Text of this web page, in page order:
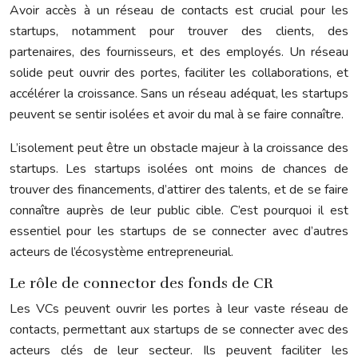
Avoir accès à un réseau de contacts est crucial pour les
startups, notamment pour trouver des clients, des
partenaires, des fournisseurs, et des employés. Un réseau
solide peut ouvrir des portes, faciliter les collaborations, et
accélérer la croissance. Sans un réseau adéquat, les startups
peuvent se sentir isolées et avoir du mal à se faire connaître.
L’isolement peut être un obstacle majeur à la croissance des
startups. Les startups isolées ont moins de chances de
trouver des financements, d’attirer des talents, et de se faire
connaître auprès de leur public cible. C’est pourquoi il est
essentiel pour les startups de se connecter avec d’autres
acteurs de l’écosystème entrepreneurial.
Le rôle de connector des fonds de CR
Les VCs peuvent ouvrir les portes à leur vaste réseau de
contacts, permettant aux startups de se connecter avec des
acteurs clés de leur secteur. Ils peuvent faciliter les